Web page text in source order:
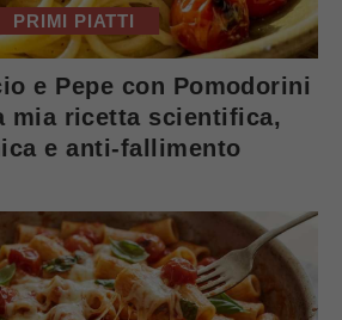
PRIMI PIATTI
e Pepe con Pomodorini
mia ricetta scientifica,
e anti-fallimento